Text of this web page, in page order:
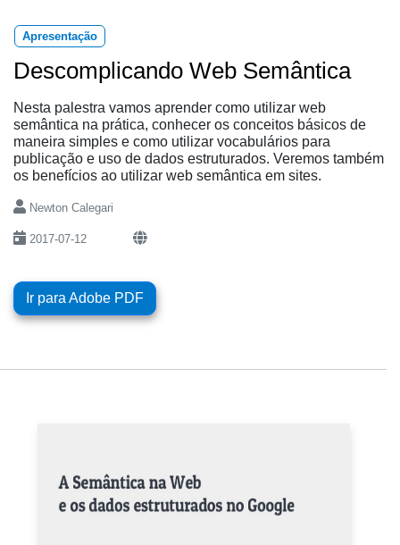
Apresentação
Descomplicando Web Semântica
Nesta palestra vamos aprender como utilizar web
semântica na prática, conhecer os conceitos básicos de
maneira simples e como utilizar vocabulários para
publicação e uso de dados estruturados. Veremos também
os benefícios ao utilizar web semântica em sites.
Newton Calegari
2017-07-12
Ir para Adobe PDF